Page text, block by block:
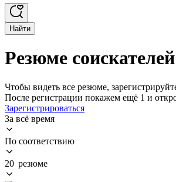
Найти
Резюме
Чтобы видеть все резюме,
После регистрации покажем ещё 1 и
Зарегистрироваться
За всё время
По соответствию
20 резюме